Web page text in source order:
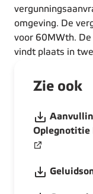
omgeving. De
voor 60MWth.
vindt plaats in
Zie ook
Oplegnotitie